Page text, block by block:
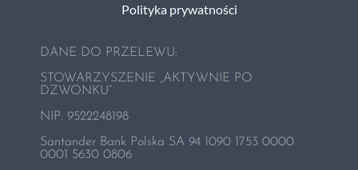
Dla dorosłych
Warsztaty dla szkół i przedszkoli
Składki
Polityka prywatności
DANE DO PRZELEWU:
STOWARZYSZENIE „AKTYWNIE PO
DZWONKU”
NIP: 9522248198
Santander Bank Polska SA 94 1090 1753 0000
0001 5630 0806